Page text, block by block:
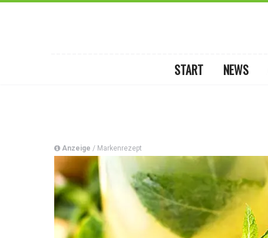
START NEWS
Anzeige / Markenrezept